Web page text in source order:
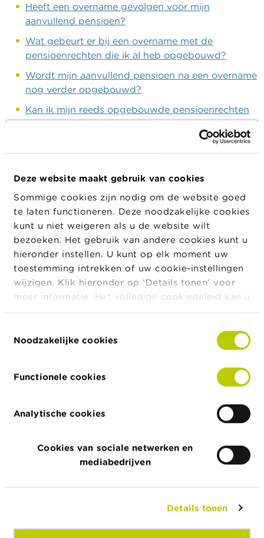
Deze website maakt gebruik van cookies
Sommige cookies zijn nodig om de website goed
te laten functioneren. Deze noodzakelijke cookies
kunt u niet weigeren als u de website wilt
bezoeken. Het gebruik van andere cookies kunt u
hieronder instellen. U kunt op elk moment uw
toestemming intrekken of uw cookie-instellingen
wijzigen. Klik hieronder op ‘Details tonen’ voor
meer informatie. Het volledige cookiebeleid kan u
hierraadplegen.
Noodzakelijke cookies
Functionele cookies
Analytische cookies
Cookies van sociale netwerken en
mediabedrijven
Details tonen
Heeft een overname gevolgen voor mijn
aanvullend pensioen?
Wat gebeurt er bij een overname met de
pensioenrechten die ik al heb opgebouwd?
Wordt mijn aanvullend pensioen na een overname
nog verder opgebouwd?
Kan ik mijn reeds opgebouwde pensioenrechten
opnemen in geval van een overname?
Wat indien de onderneming die mijn aanvullend
aanvullend pensioenplan heeft? Heb ik dan recht
op het meest gunstige plan?
Wat gebeurt er als een onderneming failliet gaat?
Verlies ik de pensioenreserve die ik reeds heb
opgebouwd indien mijn werkgever failliet gaat?
Genieten mijn verworven pensioenrechten een
voorkeursbehandeling indien zij zich toch nog
(deels) in het vermogen van mijn failliete
werkgever bevinden?
verworven pensioenrechten kan bekomen uit het
Wat gebeurt er met mijn aanvullend pensioenplan
wanneer een andere onderneming mijn failliete
Kan ik mijn reeds opgebouwde verworven reserve
dit beheer reeds vóór het faillissement van mijn
werkgever was toevertrouwd?
Wat indien er méér werd gefinancierd bij mijn